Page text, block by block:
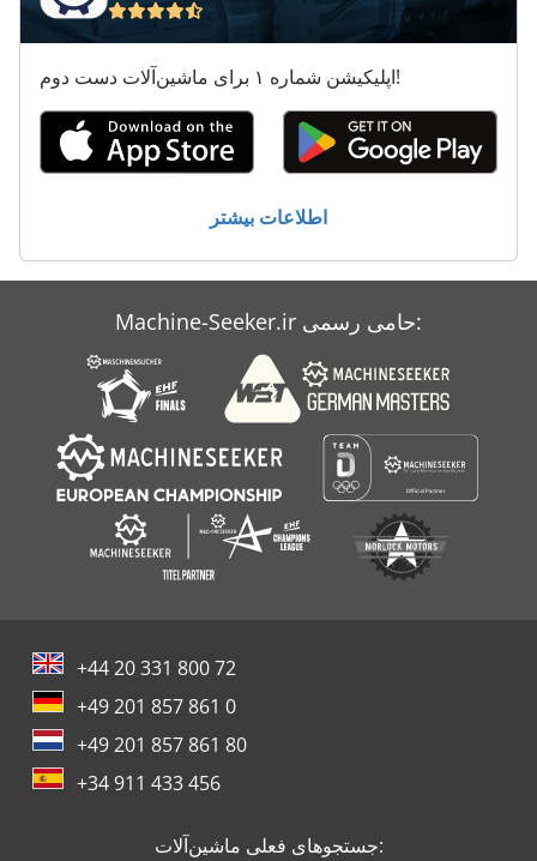
معاون 200 Mm
اپلیکیشن شماره ۱ برای ماشین‌آلات دست دوم!
اطلاعات بیشتر
Machine-Seeker.ir حامی رسمی:
+44 20 331 800 72
+49 201 857 861 0
+49 201 857 861 80
+34 911 433 456
جستجوهای فعلی ماشین‌آلات: